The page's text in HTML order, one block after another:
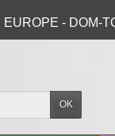
EUROPE - DOM-
OK